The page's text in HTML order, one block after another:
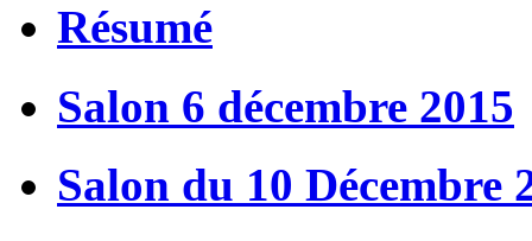
Résumé
Salon 6 décembre 2015
Salon du 10 Décembre